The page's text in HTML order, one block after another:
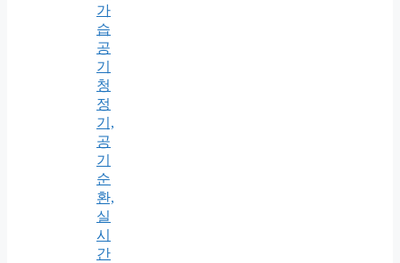
가
습
공
기
청
정
기,
공
기
순
환,
실
시
간